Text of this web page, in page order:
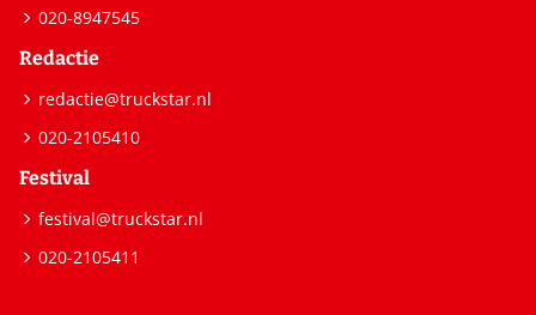
020-8947545
Redactie
redactie@truckstar.nl
020-2105410
Festival
festival@truckstar.nl
020-2105411